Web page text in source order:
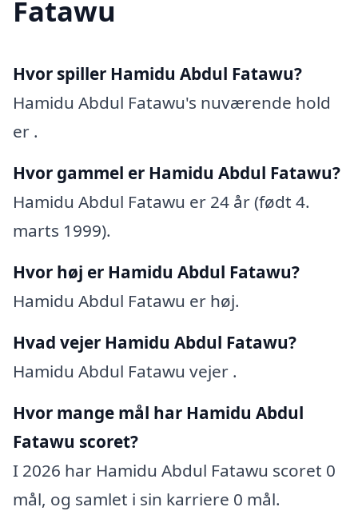
Fatawu
Hvor spiller Hamidu Abdul Fatawu?
Hamidu Abdul Fatawu's nuværende hold
er .
Hvor gammel er Hamidu Abdul Fatawu?
Hamidu Abdul Fatawu er 24 år (født 4.
marts 1999).
Hvor høj er Hamidu Abdul Fatawu?
Hamidu Abdul Fatawu er høj.
Hvad vejer Hamidu Abdul Fatawu?
Hamidu Abdul Fatawu vejer .
Hvor mange mål har Hamidu Abdul
Fatawu scoret?
I 2026 har Hamidu Abdul Fatawu scoret 0
mål, og samlet i sin karriere 0 mål.